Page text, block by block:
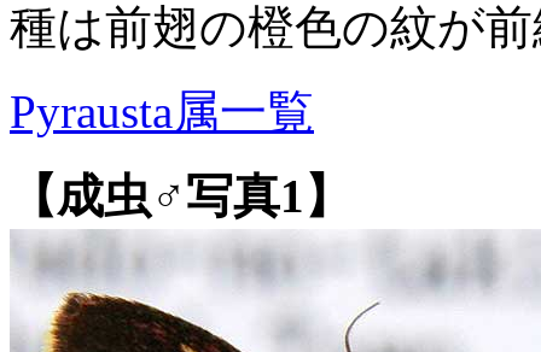
種は前翅の橙色の紋が
Pyrausta属一覧
【成虫♂写真1】